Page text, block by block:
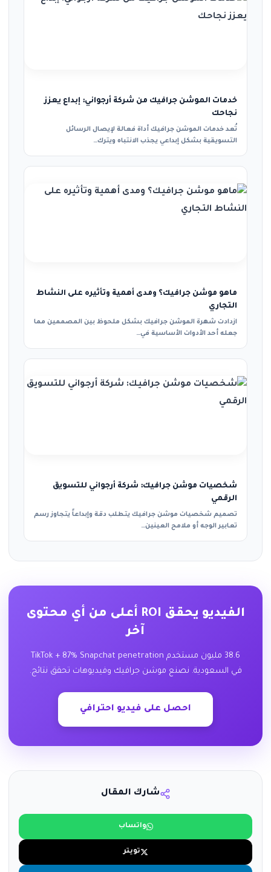
خدمات الموشن جرافيك من شركة أرجواني: إبداع يعزز
نجاحك
تُعد خدمات الموشن جرافيك أداة فعالة لإيصال الرسائل
التسويقية بشكل إبداعي يجذب الانتباه ويترك…
ماهو موشن جرافيك؟ ومدى أهمية وتأثيره على النشاط
التجاري
ازدادت شهرة الموشن جرافيك بشكل ملحوظ بين المصممين مما
جعله أحد الأدوات الأساسية في…
شخصيات موشن جرافيك: شركة أرجواني للتسويق
الرقمي
تصميم شخصيات موشن جرافيك يتطلب دقة وإبداعاً يتجاوز رسم
تعابير الوجه أو ملامح العينين…
الفيديو يحقق ROI أعلى من أي محتوى
آخر
38.6 مليون مستخدم TikTok + 87% Snapchat penetration
في السعودية. نصنع موشن جرافيك وفيديوهات تحقق نتائج.
احصل على فيديو احترافي
شارك المقال
واتساب
تويتر